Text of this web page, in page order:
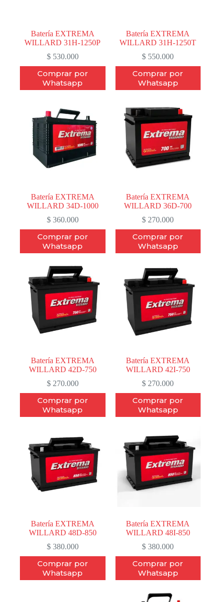
Batería EXTREMA
WILLARD 31H-1250P
$530.000
Comprar por
Whatsapp
Batería EXTREMA
WILLARD 31H-1250T
$ 550.000
Comprar por
Whatsapp
Batería EXTREMA
WILLARD 34D-1000
$360.000
Comprar por
Whatsapp
Batería EXTREMA
WILLARD 36D-700
$ 270.000
Comprar por
Whatsapp
Batería EXTREMA
WILLARD 42D-750
$270.000
Comprar por
Whatsapp
Batería EXTREMA
WILLARD 42I-750
$ 270.000
Comprar por
Whatsapp
Batería EXTREMA
WILLARD 48D-850
$380.000
Comprar por
Whatsapp
Batería EXTREMA
WILLARD 48I-850
$ 380.000
Comprar por
Whatsapp